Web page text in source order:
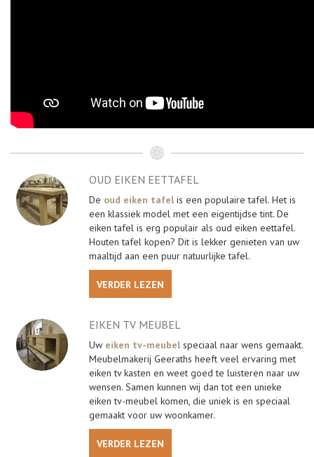
OUD EIKEN EETTAFEL
De oud eiken tafelis een populaire tafel. Het is
een klassiek model met een eigentijdse tint. De
eiken tafel is erg populair als oud eiken eettafel.
Houten tafel kopen? Dit is lekker genieten van uw
maaltijd aan een puur natuurlijke tafel.
VERDER LEZEN
EIKEN TV MEUBEL
Uw eiken tv-meubelspeciaal naar wens gemaakt.
Meubelmakerij Geeraths heeft veel ervaring met
eiken tv kasten en weet goed te luisteren naar uw
wensen. Samen kunnen wij dan tot een unieke
eiken tv-meubel komen, die uniek is en speciaal
gemaakt voor uw woonkamer.
VERDER LEZEN